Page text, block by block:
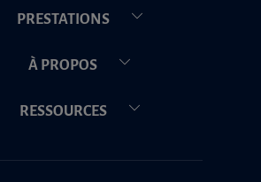
PRESTATIONS
À PROPOS
RESSOURCES